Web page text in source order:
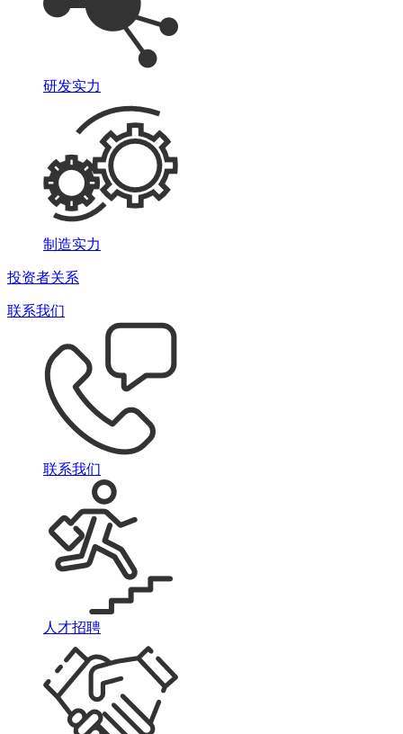
研发实力
制造实力
投资者关系
联系我们
联系我们
人才招聘